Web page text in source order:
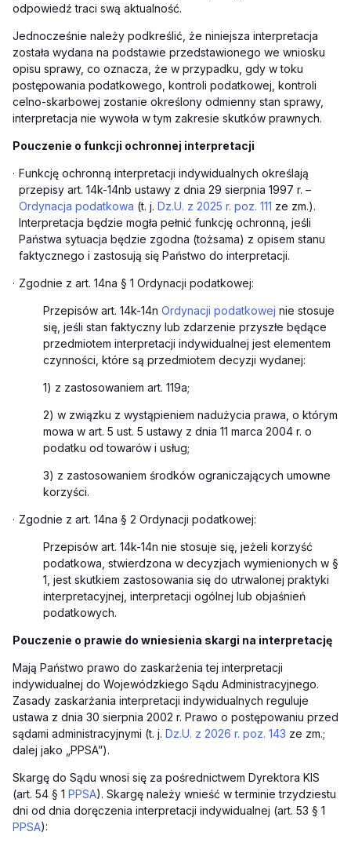
odpowiedź traci swą aktualność.
Jednocześnie należy podkreślić, że niniejsza interpretacja
została wydana na podstawie przedstawionego we wniosku
opisu sprawy, co oznacza, że w przypadku, gdy w toku
postępowania podatkowego, kontroli podatkowej, kontroli
celno-skarbowej zostanie określony odmienny stan sprawy,
interpretacja nie wywoła w tym zakresie skutków prawnych.
Pouczenie o funkcji ochronnej interpretacji
· Funkcję ochronną interpretacji indywidualnych określają
przepisy art. 14k-14nb ustawy z dnia 29 sierpnia 1997 r. –
Ordynacja podatkowa (t. j. Dz.U. z 2025 r. poz. 111 ze zm.).
Interpretacja będzie mogła pełnić funkcję ochronną, jeśli
Państwa sytuacja będzie zgodna (tożsama) z opisem stanu
faktycznego i zastosują się Państwo do interpretacji.
· Zgodnie z art. 14na § 1 Ordynacji podatkowej:
Przepisów art. 14k-14n Ordynacji podatkowej nie stosuje
się, jeśli stan faktyczny lub zdarzenie przyszłe będące
przedmiotem interpretacji indywidualnej jest elementem
czynności, które są przedmiotem decyzji wydanej:
1) z zastosowaniem art. 119a;
2) w związku z wystąpieniem nadużycia prawa, o którym
mowa w art. 5 ust. 5 ustawy z dnia 11 marca 2004 r. o
podatku od towarów i usług;
3) z zastosowaniem środków ograniczających umowne
korzyści.
· Zgodnie z art. 14na § 2 Ordynacji podatkowej:
Przepisów art. 14k-14n nie stosuje się, jeżeli korzyść
podatkowa, stwierdzona w decyzjach wymienionych w §
1, jest skutkiem zastosowania się do utrwalonej praktyki
interpretacyjnej, interpretacji ogólnej lub objaśnień
podatkowych.
Pouczenie o prawie do wniesienia skargi na interpretację
Mają Państwo prawo do zaskarżenia tej interpretacji
indywidualnej do Wojewódzkiego Sądu Administracyjnego.
Zasady zaskarżania interpretacji indywidualnych reguluje
ustawa z dnia 30 sierpnia 2002 r. Prawo o postępowaniu przed
sądami administracyjnymi (t. j. Dz.U. z 2026 r. poz. 143 ze zm.;
dalej jako „PPSA”).
Skargę do Sądu wnosi się za pośrednictwem Dyrektora KIS
(art. 54 § 1 PPSA). Skargę należy wnieść w terminie trzydziestu
dni od dnia doręczenia interpretacji indywidualnej (art. 53 § 1
PPSA):